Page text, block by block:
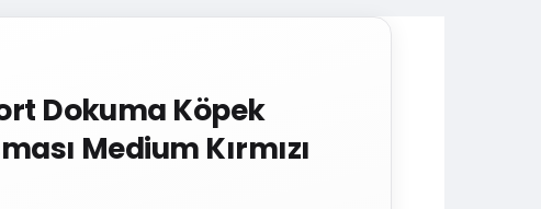
Dokuma Köpek
Medium Kırmızı